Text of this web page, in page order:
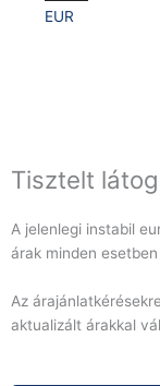
EUR
Tisztelt
A jelenlegi instabil
árak minden
Az
aktualizált árakkal